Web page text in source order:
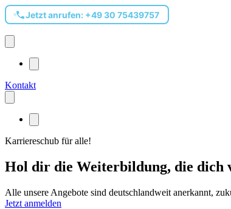
Jetzt anrufen: +49 30 75439757
Kontakt
Karriereschub für alle!
Hol dir die Weiterbildung, die dich
Alle unsere Angebote sind deutschlandweit anerkannt,
Jetzt anmelden